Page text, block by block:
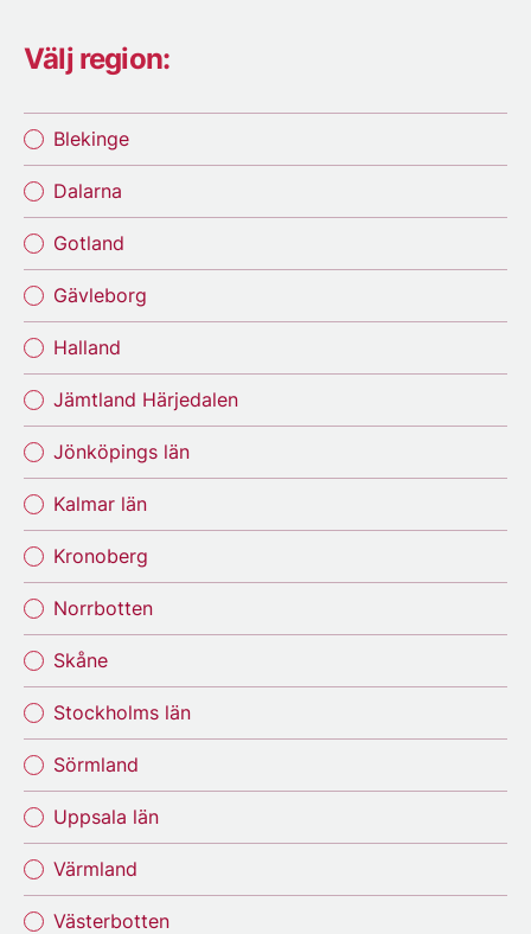
Välj region:
Blekinge
Dalarna
Gotland
Gävleborg
Halland
Jämtland Härjedalen
Jönköpings län
Kalmar län
Kronoberg
Norrbotten
Skåne
Stockholms län
Sörmland
Uppsala län
Värmland
Västerbotten